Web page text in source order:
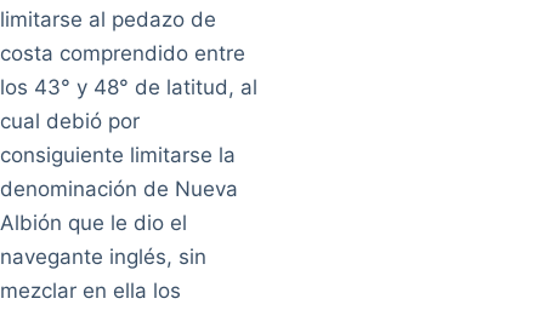
limitarse al pedazo de
costa comprendido entre
los 43° y 48° de latitud, al
cual debió por
consiguiente limitarse la
denominación de Nueva
Albión que le dio el
navegante inglés, sin
mezclar en ella los